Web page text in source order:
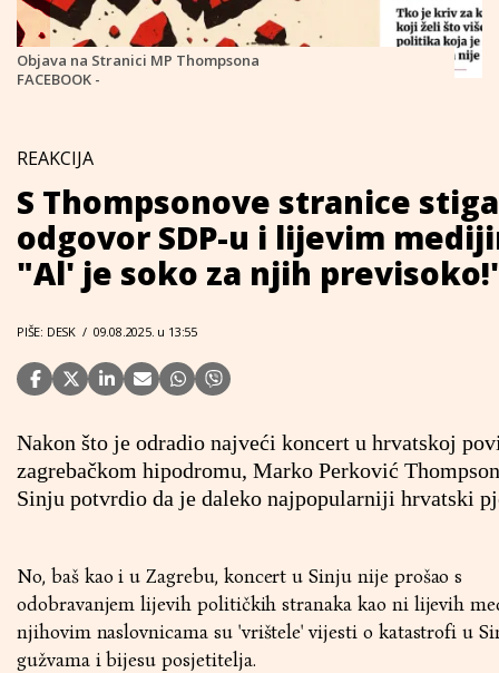
Objava na Stranici MP Thompsona
FACEBOOK -
REAKCIJA
S Thompsonove stranice
odgovor SDP-u i lijevim
"Al' je soko za njih
PIŠE: DESK / 09.08.2025. u 13:55
Nakon što je odradio najveći koncert u hrvatskoj
zagrebačkom hipodromu, Marko Perković
Sinju potvrdio da je daleko najpopularniji hrvatski
No, baš kao i u Zagrebu, koncert u Sinju nije prošao s
odobravanjem lijevih političkih stranaka kao ni lijevih
njihovim naslovnicama su 'vrištele' vijesti o katastrofi u
gužvama i bijesu posjetitelja.